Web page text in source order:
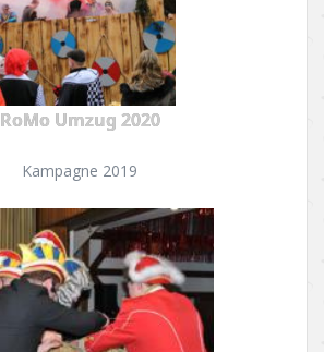
RoMo Umzug 2020
Kampagne 2019